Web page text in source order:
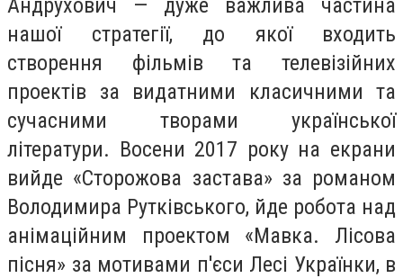
нашої стратегії, до якої входить
створення фільмів та телевізійних
проектів за видатними класичними та
сучасними творами української
літератури. Восени 2017 року на екрани
вийде «Сторожова застава» за романом
Володимира Рутківського, йде робота над
анімаційним проектом «Мавка. Лісова
пісня» за мотивами п'єси Лесі Українки, в